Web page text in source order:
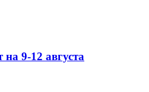
9-12 августа